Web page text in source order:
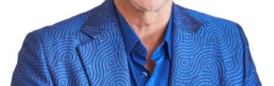
İLETIŞIM